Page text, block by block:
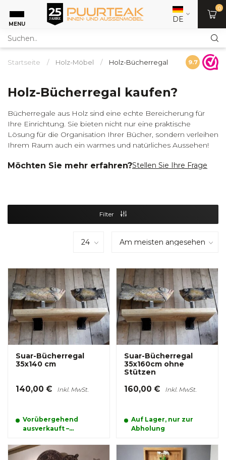
MENU DE
0
Startseite / Holz-Möbel / Holz-Bücherregal 9.7
Holz-Bücherregal kaufen?
Bücherregale aus Holz sind eine echte Bereicherung für
Ihre Einrichtung. Sie bieten nicht nur eine praktische
Lösung für die Organisation Ihrer Bücher, sondern verleihen
Ihrem Raum auch ein warmes und natürliches Aussehen!
Möchten Sie mehr erfahren?Stellen Sie Ihre Frage
Filter
Suar-Bücherregal
35x140 cm
140,00 € Inkl. MwSt.
Vorübergehend
ausverkauft –
reservieren Sie Ihr
Produkt schon jetzt
Suar-Bücherregal
35x160cm ohne
Stützen
160,00 € Inkl. MwSt.
Auf Lager, nur zur
Abholung